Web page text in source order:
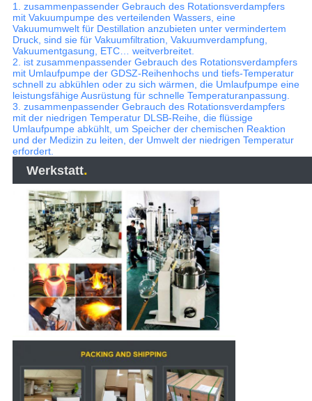
1. zusammenpassender Gebrauch des Rotationsverdampfers
mit Vakuumpumpe des verteilenden Wassers, eine
Vakuumumwelt für Destillation anzubieten unter vermindertem
Druck, sind sie für Vakuumfiltration, Vakuumverdampfung,
Vakuumentgasung, ETC… weitverbreitet.
2. ist zusammenpassender Gebrauch des Rotationsverdampfers
mit Umlaufpumpe der GDSZ-Reihenhochs und tiefs-Temperatur
schnell zu abkühlen oder zu sich wärmen, die Umlaufpumpe eine
leistungsfähige Ausrüstung für schnelle Temperaturanpassung.
3. zusammenpassender Gebrauch des Rotationsverdampfers
mit der niedrigen Temperatur DLSB-Reihe, die flüssige
Umlaufpumpe abkühlt, um Speicher der chemischen Reaktion
und der Medizin zu leiten, der Umwelt der niedrigen Temperatur
erfordert.
Werkstatt.